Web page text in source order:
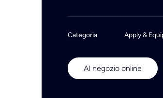
Categoria Apply &
Al negozio online